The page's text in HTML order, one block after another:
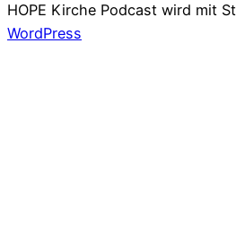
HOPE Kirche Podcast wird mit
WordPress